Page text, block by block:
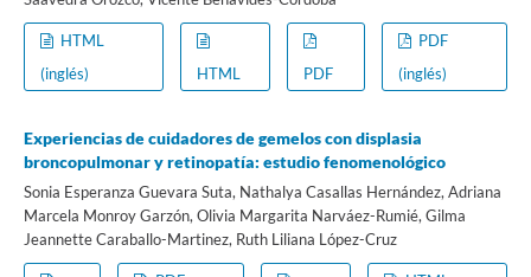
HTML
(inglés)
HTML PDF
PDF
(inglés)
Experiencias de cuidadores de gemelos con displasia
broncopulmonar y retinopatía: estudio fenomenológico
Sonia Esperanza Guevara Suta, Nathalya Casallas Hernández, Adriana
Marcela Monroy Garzón, Olivia Margarita Narváez-Rumié, Gilma
Jeannette Caraballo-Martinez, Ruth Liliana López-Cruz